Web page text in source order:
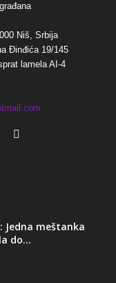
Niš, Srbija
Đinđića 19/145
lamela AI-4
Jedna meštanka
do...